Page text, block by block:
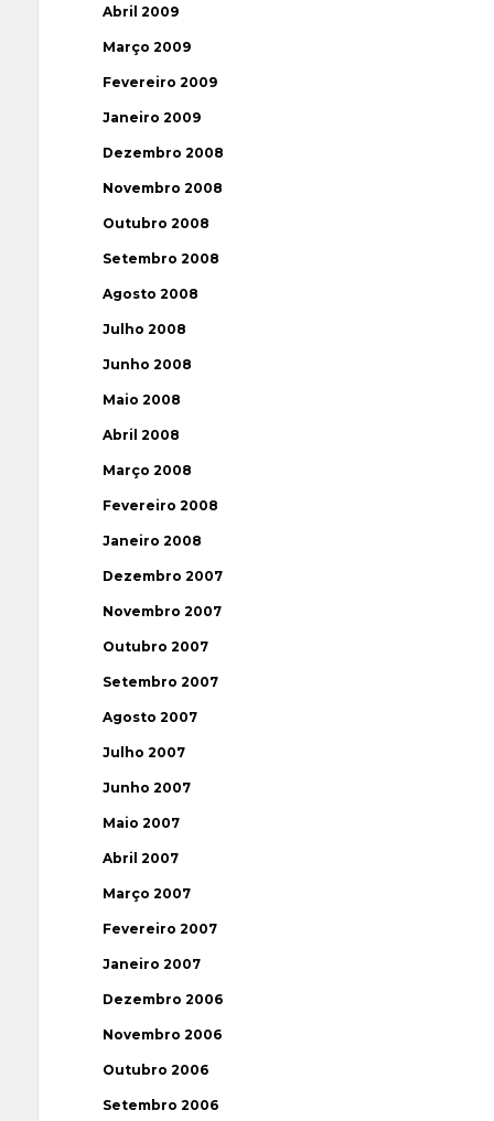
Abril 2009
Março 2009
Fevereiro 2009
Janeiro 2009
Dezembro 2008
Novembro 2008
Outubro 2008
Setembro 2008
Agosto 2008
Julho 2008
Junho 2008
Maio 2008
Abril 2008
Março 2008
Fevereiro 2008
Janeiro 2008
Dezembro 2007
Novembro 2007
Outubro 2007
Setembro 2007
Agosto 2007
Julho 2007
Junho 2007
Maio 2007
Abril 2007
Março 2007
Fevereiro 2007
Janeiro 2007
Dezembro 2006
Novembro 2006
Outubro 2006
Setembro 2006